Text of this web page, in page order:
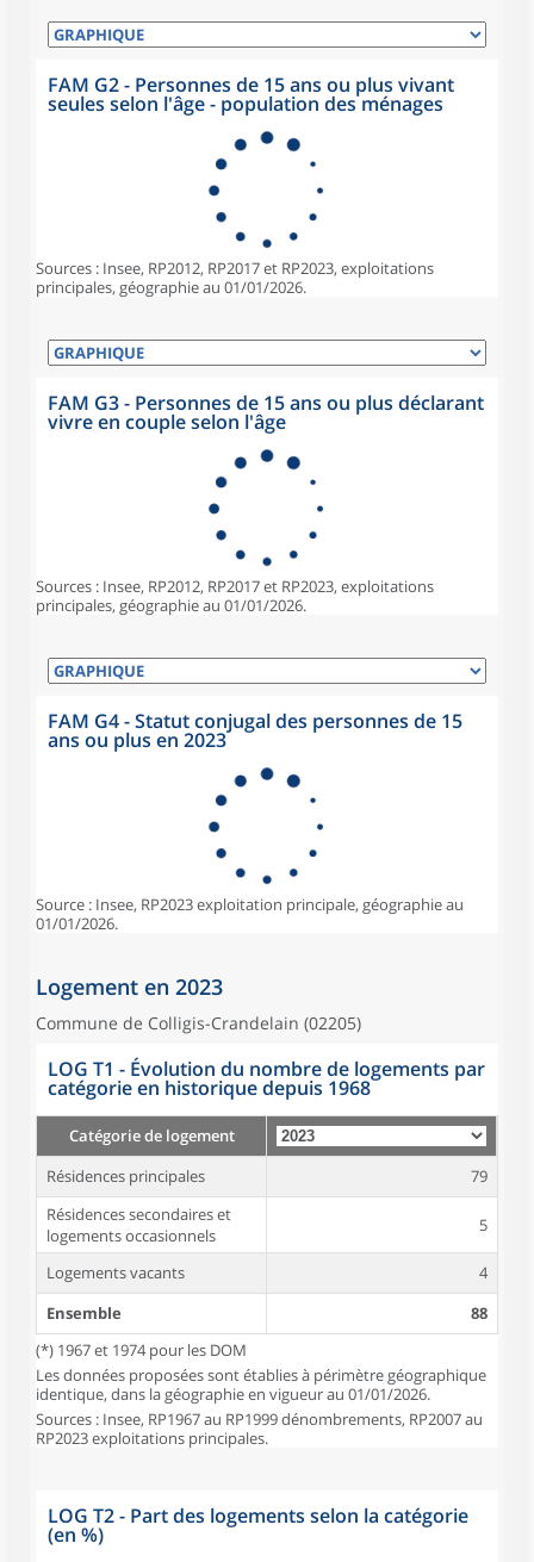
FAM G2 - Personnes de 15 ans ou plus vivant
seules selon l'âge - population des ménages
Sources : Insee, RP2012, RP2017 et RP2023, exploitations
principales, géographie au 01/01/2026.
FAM G3 - Personnes de 15 ans ou plus déclarant
vivre en couple selon l'âge
Sources : Insee, RP2012, RP2017 et RP2023, exploitations
principales, géographie au 01/01/2026.
FAM G4 - Statut conjugal des personnes de 15
ans ou plus en 2023
Source : Insee, RP2023 exploitation principale, géographie au
01/01/2026.
Logement en 2023
Commune de Colligis-Crandelain (02205)
LOG T1 - Évolution du nombre de logements par
catégorie en historique depuis 1968
Catégorie de logement
Résidences principales
79
Résidences secondaires et
logements occasionnels
5
Logements vacants
4
Ensemble
88
(*) 1967 et 1974 pour les DOM
Les données proposées sont établies à périmètre géographique
identique, dans la géographie en vigueur au 01/01/2026.
Sources : Insee, RP1967 au RP1999 dénombrements, RP2007 au
RP2023 exploitations principales.
LOG T2 - Part des logements selon la catégorie
(en %)